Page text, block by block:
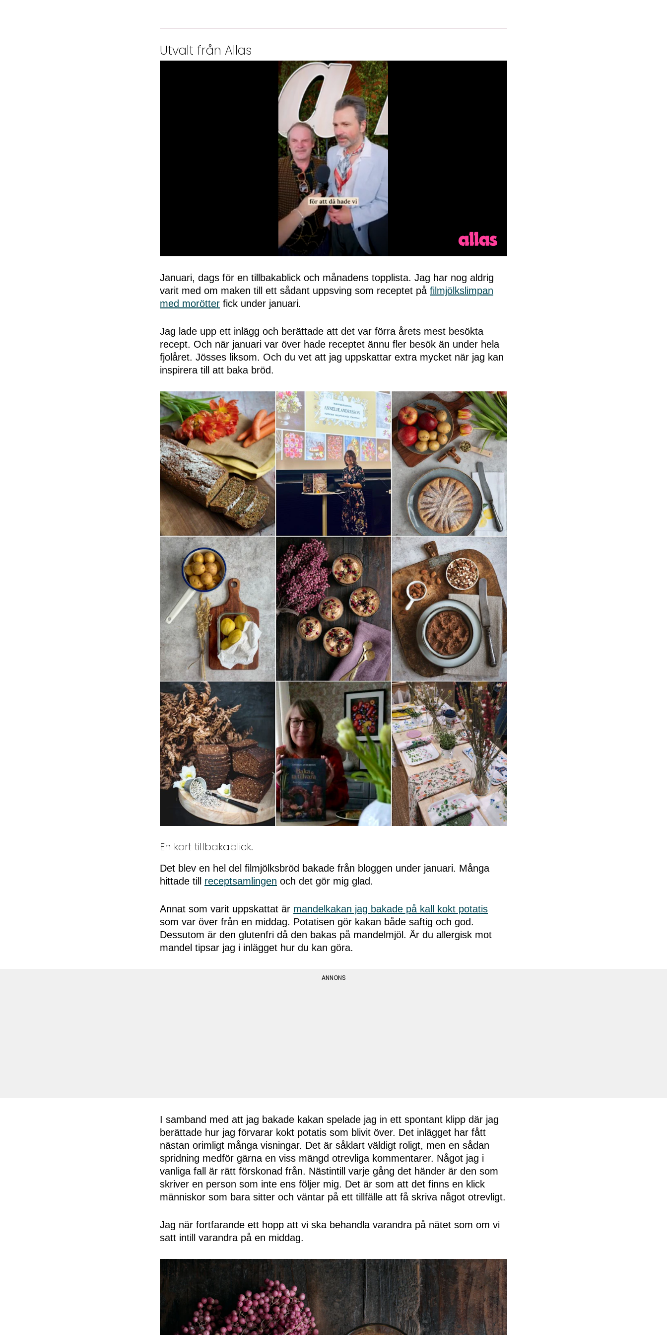
Utvalt från Allas
of
50
secondsVolume
Januari, dags för en tillbakablick och månadens topplista. Jag har nog aldrig
varit med om maken till ett sådant uppsving som receptet på filmjölkslimpan
med morötter fick under januari.
Jag lade upp ett inlägg och berättade att det var förra årets mest besökta
recept. Och när januari var över hade receptet ännu fler besök än under hela
fjolåret. Jösses liksom. Och du vet att jag uppskattar extra mycket när jag kan
inspirera till att baka bröd.
En kort tillbakablick.
Det blev en hel del filmjölksbröd bakade från bloggen under januari. Många
hittade till receptsamlingen och det gör mig glad.
Annat som varit uppskattat är mandelkakan jag bakade på kall kokt potatis
som var över från en middag. Potatisen gör kakan både saftig och god.
Dessutom är den glutenfri då den bakas på mandelmjöl. Är du allergisk mot
mandel tipsar jag i inlägget hur du kan göra.
I samband med att jag bakade kakan spelade jag in ett spontant klipp där jag
berättade hur jag förvarar kokt potatis som blivit över. Det inlägget har fått
nästan orimligt många visningar. Det är såklart väldigt roligt, men en sådan
spridning medför gärna en viss mängd otrevliga kommentarer. Något jag i
vanliga fall är rätt förskonad från. Nästintill varje gång det händer är den som
skriver en person som inte ens följer mig. Det är som att det finns en klick
människor som bara sitter och väntar på ett tillfälle att få skriva något otrevligt.
Jag när fortfarande ett hopp att vi ska behandla varandra på nätet som om vi
satt intill varandra på en middag.